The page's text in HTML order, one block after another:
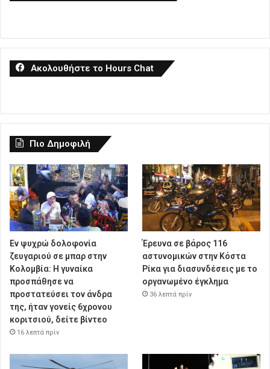
Ακολουθήστε το Hours Chat
Πιο Δημοφιλή
Εν ψυχρώ δολοφονία
ζευγαριού σε μπαρ στην
Κολομβία: Η γυναίκα
προσπάθησε να
προστατεύσει τον άνδρα
της, ήταν γονείς 6χρονου
κοριτσιού, δείτε βίντεο
16 λεπτά πρίν
Έρευνα σε βάρος 116
αστυνομικών στην Κόστα
Ρίκα για διασυνδέσεις με το
οργανωμένο έγκλημα
36 λεπτά πρίν